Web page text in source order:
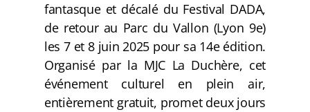
fantasque et décalé du Festival DADA,
de retour au Parc du Vallon (Lyon 9e)
les 7 et 8 juin 2025 pour sa 14e édition.
Organisé par la MJC La Duchère, cet
événement culturel en plein air,
entièrement gratuit, promet deux jours